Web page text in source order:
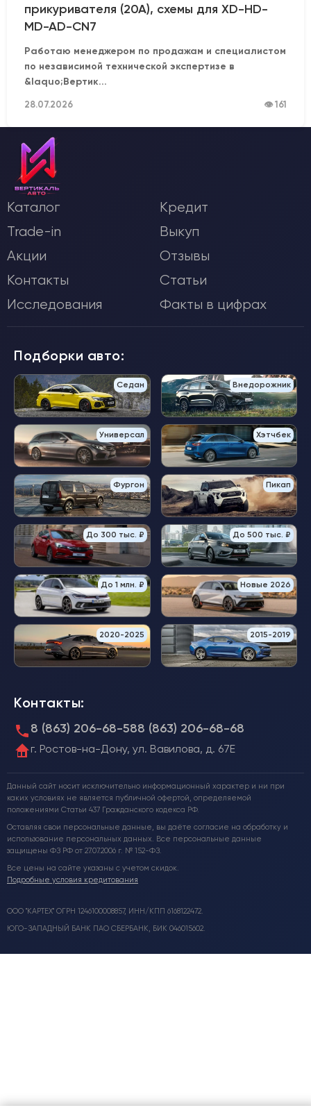
прикуривателя (20А), схемы для XD-HD-
MD-AD-CN7
Работаю менеджером по продажам и специалистом
по независимой технической экспертизе в
&laquo;Вертик...
28.07.2026 👁 161
Каталог
Кредит
Trade-in
Выкуп
Акции
Отзывы
Контакты
Статьи
Исследования
Факты в цифрах
Подборки авто:
Седан Внедорожник
Универсал Хэтчбек
Фургон Пикап
До 300 тыс. ₽ До 500 тыс. ₽
До 1 млн. ₽ Новые 2026
2020-2025 2015-2019
Контакты:
8 (863) 206-68-588 (863) 206-68-68
г. Ростов-на-Дону, ул. Вавилова, д. 67Е
Данный сайт носит исключительно информационный характер и ни при
каких условиях не является публичной офертой, определяемой
положениями Статьи 437 Гражданского кодекса РФ.
Оставляя свои персональные данные, вы даёте согласие на обработку и
использование персональных данных. Все персональные данные
защищены ФЗ РФ от 27.07.2006 г. № 152-ФЗ.
Все цены на сайте указаны с учетом скидок.
Подробные условия кредитования
ООО "КАРТЕХ" ОГРН 1246100008857, ИНН/КПП 6168122472.
ЮГО-ЗАПАДНЫЙ БАНК ПАО СБЕРБАНК, БИК 046015602.